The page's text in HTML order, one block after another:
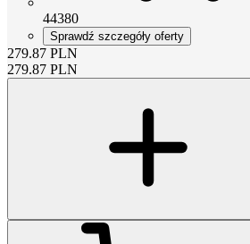
44380
Sprawdź szczegóły oferty
279.87 PLN
279.87 PLN